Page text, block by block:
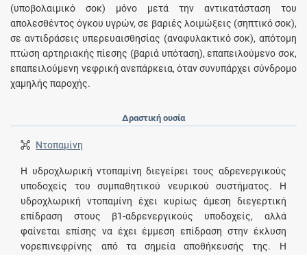
(υποβολαιμικό σοκ) μόνο μετά την αντικατάσταση του
απολεσθέντος όγκου υγρών, σε βαριές λοιμώξεις (σηπτικό σοκ),
σε αντιδράσεις υπερευαισθησίας (αναφυλακτικό σοκ), απότομη
πτώση αρτηριακής πίεσης (βαριά υπόταση), επαπειλούμενο σοκ,
επαπειλούμενη νεφρική ανεπάρκεια, όταν συνυπάρχει σύνδρομο
χαμηλής παροχής.
Δραστική ουσία
Ντοπαμίνη
Η υδροχλωρική ντοπαμίνη διεγείρει τους αδρενεργικούς
υποδοχείς του συμπαθητικού νευρικού συστήματος. Η
υδροχλωρική ντοπαμίνη έχει κυρίως άμεση διεγερτική
επίδραση στους β1-αδρενεργικούς υποδοχείς, αλλά
φαίνεται επίσης να έχει έμμεση επίδραση στην έκλυση
νορεπινεφρίνης από τα σημεία αποθήκευσής της. Η